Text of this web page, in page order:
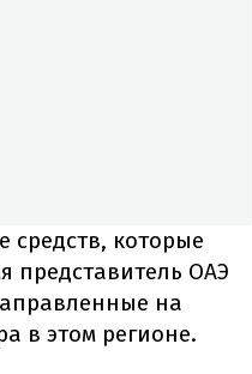
средств, которые
представитель ОАЭ
на
в этом регионе.